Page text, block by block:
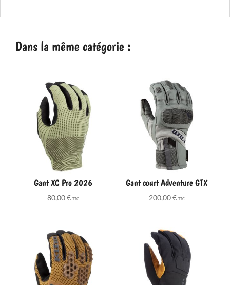
Dans la même catégorie :
Gant XC Pro 2026
80,00€ TTC
Gant court Adventure GTX
200,00€ TTC